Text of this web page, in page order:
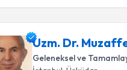
Uzm. Dr.
Geleneksel ve